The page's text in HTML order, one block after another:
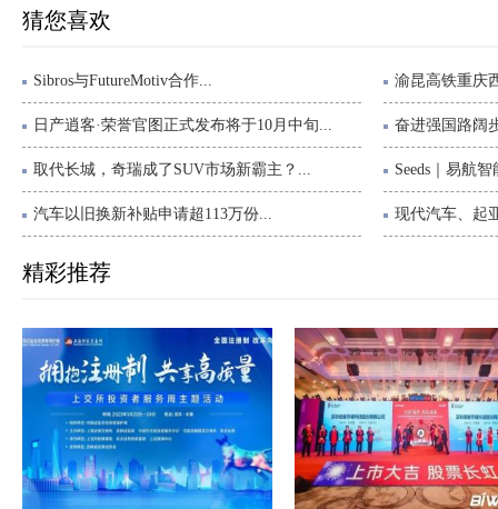
猜您喜欢
Sibros与FutureMotiv合作... 渝昆高铁重庆
日产逍客·荣誉官图正式发布将于10月中旬... 奋进强国路阔
取代长城，奇瑞成了SUV市场新霸主？... Seeds｜易航
汽车以旧换新补贴申请超113万份... 现代汽车、起
精彩推荐